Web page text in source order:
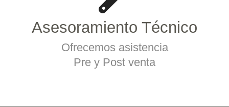
Asesoramiento Técnico
Ofrecemos asistencia
Pre y Post venta